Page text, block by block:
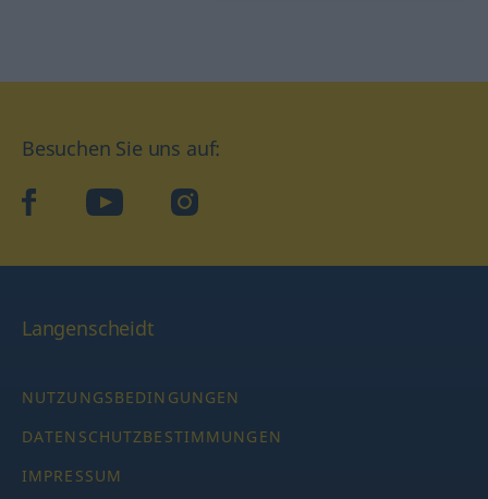
Besuchen Sie uns auf:
facebookYouTube Instagram
Langenscheidt
NUTZUNGSBEDINGUNGEN
DATENSCHUTZBESTIMMUNGEN
IMPRESSUM